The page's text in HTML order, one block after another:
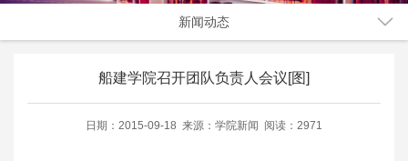
新闻动态
船建学院召开团队负责人会议[图]
日期：2015-09-18 来源：学院新闻 阅读：2971